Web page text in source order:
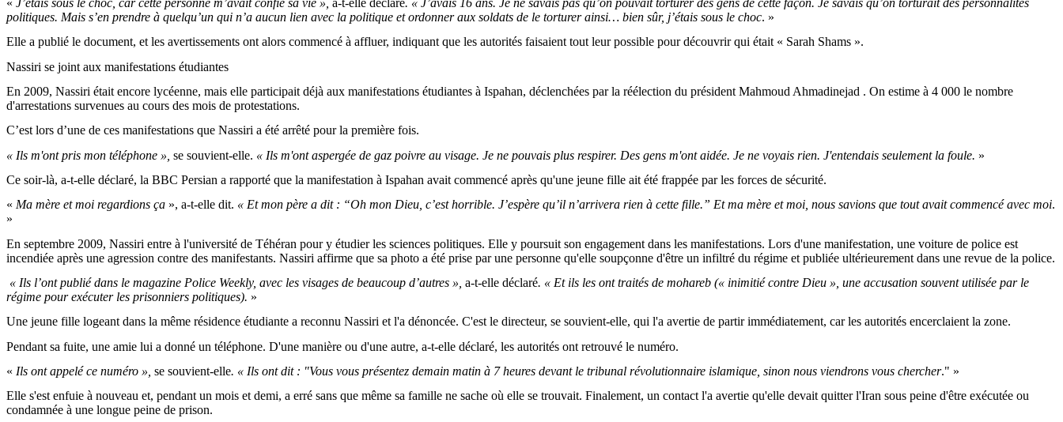
politiques. Mais s’en prendre à quelqu’un qui n’a aucun lien avec la politique et ordonner aux soldats de le torturer ainsi… bien sûr, j’étais sous le choc. »
Elle a publié le document, et les avertissements ont alors commencé à affluer, indiquant que les autorités faisaient tout leur possible pour découvrir qui était « Sarah Shams ».
Nassiri se joint aux manifestations étudiantes
En 2009, Nassiri était encore lycéenne, mais elle participait déjà aux manifestations étudiantes à Ispahan, déclenchées par la réélection du président Mahmoud Ahmadinejad . On estime à 4 000 le nombre
d'arrestations survenues au cours des mois de protestations.
C’est lors d’une de ces manifestations que Nassiri a été arrêté pour la première fois.
« Ils m'ont pris mon téléphone », se souvient-elle. « Ils m'ont aspergée de gaz poivre au visage. Je ne pouvais plus respirer. Des gens m'ont aidée. Je ne voyais rien. J'entendais seulement la foule. »
Ce soir-là, a-t-elle déclaré, la BBC Persian a rapporté que la manifestation à Ispahan avait commencé après qu'une jeune fille ait été frappée par les forces de sécurité.
« Ma mère et moi regardions ça », a-t-elle dit. « Et mon père a dit : “Oh mon Dieu, c’est horrible. J’espère qu’il n’arrivera rien à cette fille.” Et ma mère et moi, nous savions que tout avait commencé avec moi.
»
En septembre 2009, Nassiri entre à l'université de Téhéran pour y étudier les sciences politiques. Elle y poursuit son engagement dans les manifestations. Lors d'une manifestation, une voiture de police est
incendiée après une agression contre des manifestants. Nassiri affirme que sa photo a été prise par une personne qu'elle soupçonne d'être un infiltré du régime et publiée ultérieurement dans une revue de la police.
« Ils l’ont publié dans le magazine Police Weekly, avec les visages de beaucoup d’autres », a-t-elle déclaré. « Et ils les ont traités de mohareb (« inimitié contre Dieu », une accusation souvent utilisée par le
régime pour exécuter les prisonniers politiques). »
Une jeune fille logeant dans la même résidence étudiante a reconnu Nassiri et l'a dénoncée. C'est le directeur, se souvient-elle, qui l'a avertie de partir immédiatement, car les autorités encerclaient la zone.
Pendant sa fuite, une amie lui a donné un téléphone. D'une manière ou d'une autre, a-t-elle déclaré, les autorités ont retrouvé le numéro.
« Ils ont appelé ce numéro », se souvient-elle. « Ils ont dit : "Vous vous présentez demain matin à 7 heures devant le tribunal révolutionnaire islamique, sinon nous viendrons vous chercher." »
Elle s'est enfuie à nouveau et, pendant un mois et demi, a erré sans que même sa famille ne sache où elle se trouvait. Finalement, un contact l'a avertie qu'elle devait quitter l'Iran sous peine d'être exécutée ou
condamnée à une longue peine de prison.